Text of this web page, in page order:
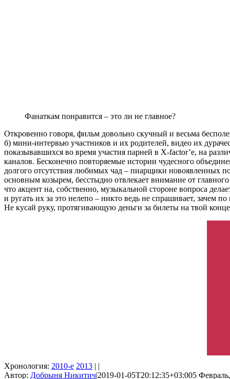
Фанаткам понравится – это ли не главное?
Откровенно говоря, фильм довольно скучный и весьма
б) мини-интервью участников и их родителей, видео их
показывавшихся во время участия парней в X-factor’е, на
каналов. Бесконечно повторяемые истории чудесного
долгого отсутствия любимых чад – пиарщики новоявленных
основным козырем, бесстыдно отвлекает внимание от
что акцент на, собственно, музыкальной стороне вопроса
и ругать их за это нелепо – никто ведь не спрашивает, зачем
Не кусай руку, протягивающую деньги за билеты на твой
Хронология: 2010-е 2013 | |
Автор: Добрыня Никитич|2019-01-05T20:12:35+03:005